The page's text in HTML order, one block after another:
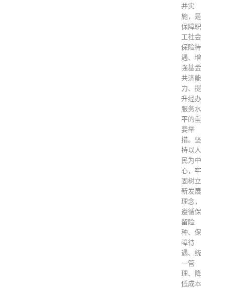
并实
施，是
保障职
工社会
保险待
遇、增
强基金
共济能
力、提
升经办
服务水
平的重
要举
措。坚
持以人
民为中
心，牢
固树立
新发展
理念，
遵循保
留险
种、保
障待
遇、统
一管
理、降
低成本